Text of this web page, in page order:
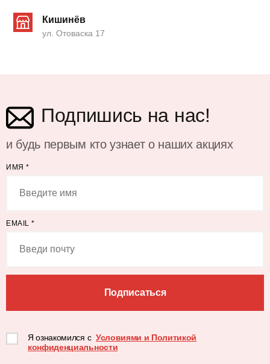
Кишинёв
ул. Отоваска 17
Подпишись на нас!
и будь первым кто узнает о наших акциях
ИМЯ *
EMAIL *
Подписаться
Я ознакомился с Условиями и Политикой
конфиденциальности